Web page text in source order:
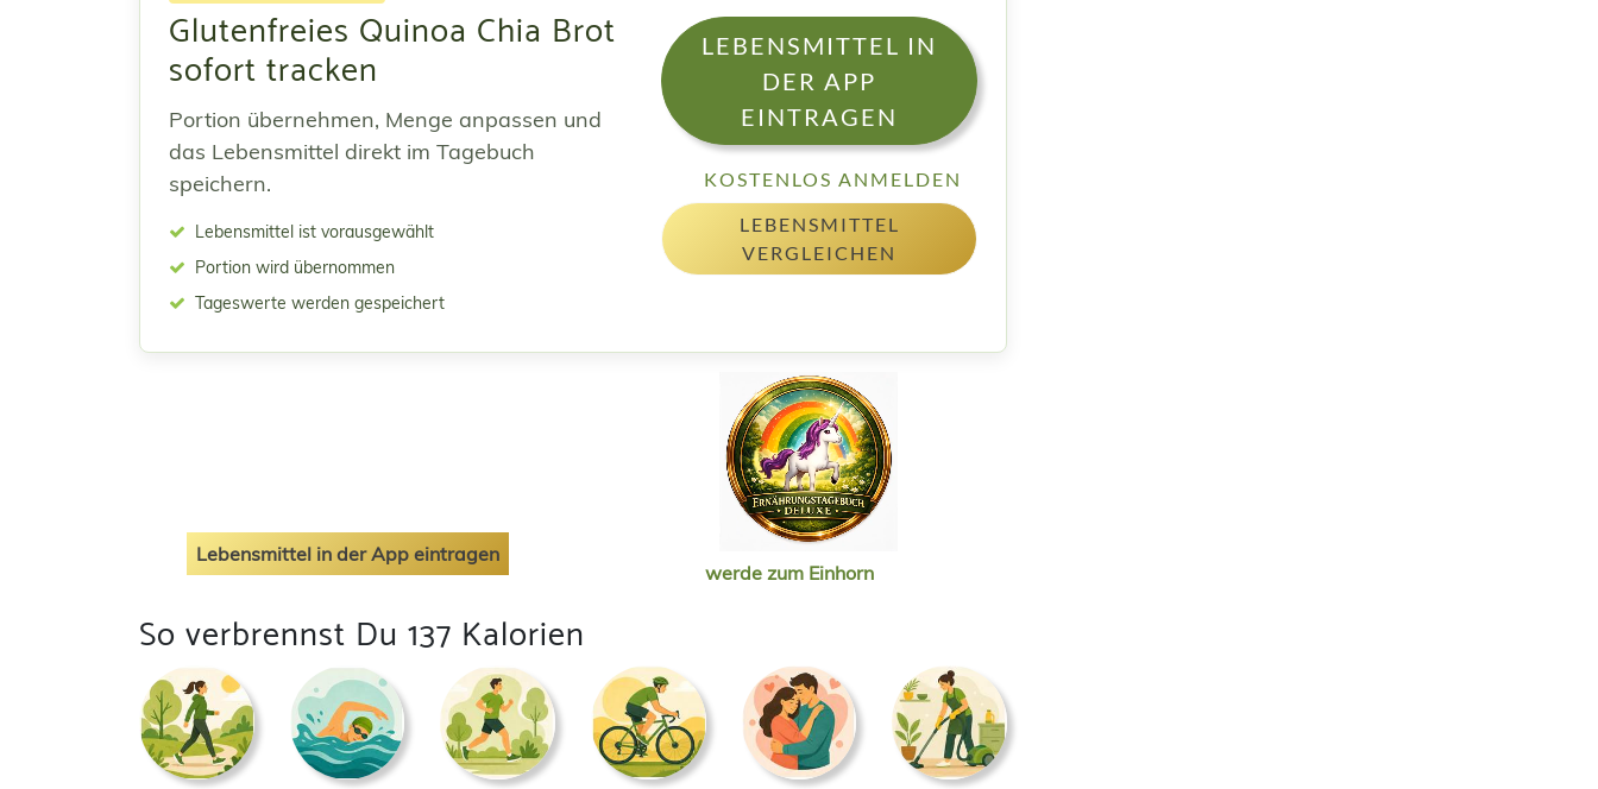
Glutenfreies Quinoa Chia Brot
sofort tracken
Portion übernehmen, Menge anpassen und
das Lebensmittel direkt im Tagebuch
speichern.
Lebensmittel ist vorausgewählt
Portion wird übernommen
Tageswerte werden gespeichert
LEBENSMITTEL IN
DER APP
EINTRAGEN
KOSTENLOS ANMELDEN
LEBENSMITTEL
VERGLEICHEN
Lebensmittel in der App eintragen
werde zum Einhorn
So verbrennst Du 137 Kalorien